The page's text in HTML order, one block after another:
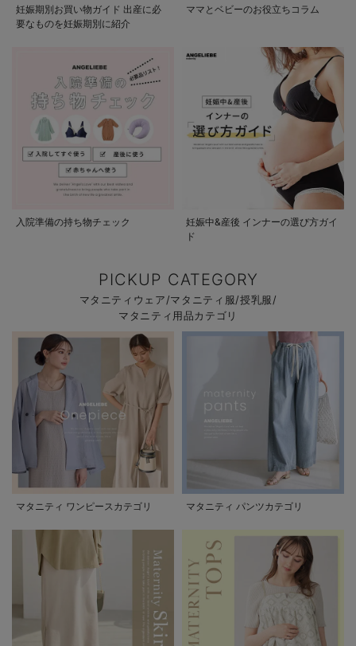
妊娠期別お買い物ガイド 出産に必
要なものを妊娠期別に紹介
ママとベビーのお役立ちコラム
入院準備の持ち物チェック
妊娠中&産後 インナーの選び方ガイ
ド
PICKUP CATEGORY
マタニティウェア/マタニティ服/授乳服/
マタニティ用品カテゴリ
マタニティ ワンピースカテゴリ マタニティ パンツカテゴリ